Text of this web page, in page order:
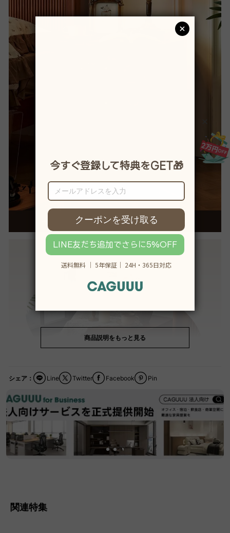
商品説明をもっと見る
シェア： Facebook
Twitter Pin
Line
関連特集